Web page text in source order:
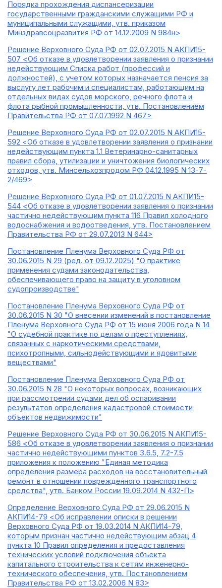
Порядка прохождения диспансеризации
государственными гражданскими служащими РФ и
муниципальными служащими, утв. приказом
Минздравсоцразвития РФ от 14.12.2009 N 984н>
Решение Верховного Суда РФ от 02.07.2015 N АКПИ15-
507 <Об отказе в удовлетворении заявления о признании
недействующим Списка работ (профессий и
должностей), с учетом которых назначается пенсия за
выслугу лет рабочим и специалистам, работающим на
отдельных видах судов морского, речного флота и
флота рыбной промышленности, утв. Постановлением
Правительства РФ от 07.07.1992 N 467>
Решение Верховного Суда РФ от 02.07.2015 N АКПИ15-
592 <Об отказе в удовлетворении заявления о признании
недействующим пункта 1.1 Ветеринарно-санитарных
правил сбора, утилизации и уничтожения биологических
отходов, утв. Минсельхозпродом РФ 04.12.1995 N 13-7-
2/469>
Решение Верховного Суда РФ от 01.07.2015 N АКПИ15-
544 <Об отказе в удовлетворении заявления о признании
частично недействующим пункта 116 Правил холодного
водоснабжения и водоотведения, утв. Постановлением
Правительства РФ от 29.07.2013 N 644>
Постановление Пленума Верховного Суда РФ от
30.06.2015 N 29 (ред. от 09.12.2025) "О практике
применения судами законодательства,
обеспечивающего право на защиту в уголовном
судопроизводстве"
Постановление Пленума Верховного Суда РФ от
30.06.2015 N 30 "О внесении изменений в постановление
Пленума Верховного Суда РФ от 15 июня 2006 года N 14
"О судебной практике по делам о преступлениях,
связанных с наркотическими средствами,
психотропными, сильнодействующими и ядовитыми
веществами"
Постановление Пленума Верховного Суда РФ от
30.06.2015 N 28 "О некоторых вопросах, возникающих
при рассмотрении судами дел об оспаривании
результатов определения кадастровой стоимости
объектов недвижимости"
Решение Верховного Суда РФ от 30.06.2015 N АКПИ15-
586 <Об отказе в удовлетворении заявления о признании
частично недействующими пунктов 3.6.5, 7.2-7.5
приложения к положению "Единая методика
определения размера расходов на восстановительный
ремонт в отношении поврежденного транспортного
средства", утв. Банком России 19.09.2014 N 432-П>
Определение Верховного Суда РФ от 29.06.2015 N
АКПИ14-79 <Об исправлении описки в решении
Верховного Суда РФ от 19.03.2014 N АКПИ14-79,
которым признан частично недействующим абзац 4
пункта 10 Правил определения и предоставления
технических условий подключения объекта
капитального строительства к сетям инженерно-
технического обеспечения, утв. Постановлением
Правительства РФ от 13.02.2006 N 83>